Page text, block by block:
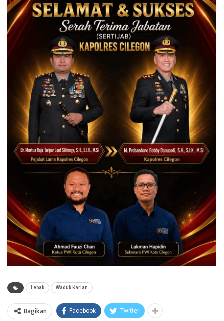
Lebak Waduk Karian
Bagikan Facebook Twitter